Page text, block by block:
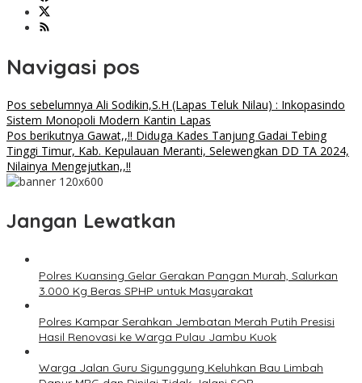
Navigasi pos
Pos sebelumnya Ali Sodikin,S.H (Lapas Teluk Nilau) : Inkopasindo
Sistem Monopoli Modern Kantin Lapas
Pos berikutnya Gawat,,!! Diduga Kades Tanjung Gadai Tebing
Tinggi Timur, Kab. Kepulauan Meranti, Selewengkan DD TA 2024,
Nilainya Mengejutkan,,!!
Jangan Lewatkan
Polres Kuansing Gelar Gerakan Pangan Murah, Salurkan
3.000 Kg Beras SPHP untuk Masyarakat
Polres Kampar Serahkan Jembatan Merah Putih Presisi
Hasil Renovasi ke Warga Pulau Jambu Kuok
Warga Jalan Guru Sigunggung Keluhkan Bau Limbah